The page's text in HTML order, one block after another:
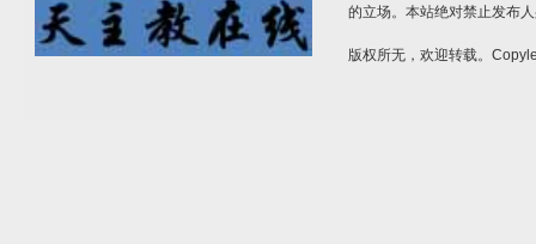
的立场。本站绝对禁止发布
版权所无，欢迎转载。